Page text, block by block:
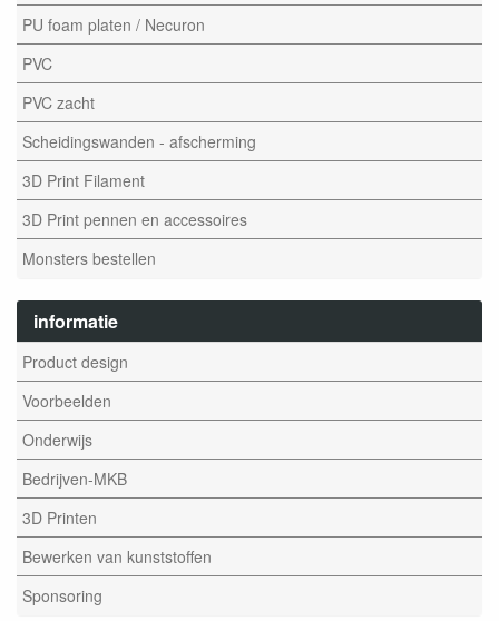
PU foam platen / Necuron
PVC
PVC zacht
Scheidingswanden - afscherming
3D Print Filament
3D Print pennen en accessoires
Monsters bestellen
informatie
Product design
Voorbeelden
Onderwijs
Bedrijven-MKB
3D Printen
Bewerken van kunststoffen
Sponsoring